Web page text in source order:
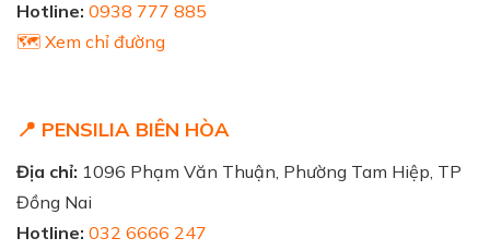
Hotline: 0938 777 885
🗺️ Xem chỉ đường
📍 PENSILIA BIÊN HÒA
Địa chỉ: 1096 Phạm Văn Thuận, Phường Tam Hiệp, TP
Đồng Nai
Hotline: 032 6666 247